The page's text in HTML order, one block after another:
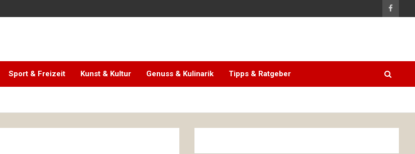
Sport & Freizeit Kunst & Kultur Genuss & Kulinarik Tipps & Ratgeber